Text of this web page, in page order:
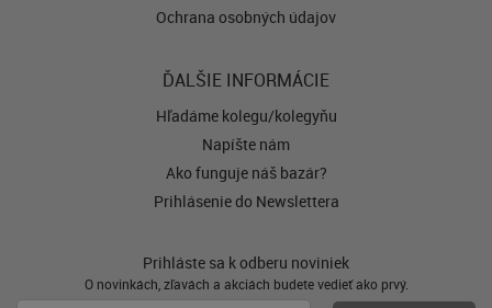
Ochrana osobných údajov
ĎALŠIE INFORMÁCIE
Hľadáme kolegu/kolegyňu
Napíšte nám
Ako funguje náš bazár?
Prihlásenie do Newslettera
Prihláste sa k odberu noviniek
O novinkách, zľavách a akciách budete vedieť ako prvý.